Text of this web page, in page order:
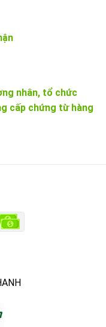
nhân, tổ chức
cấp chứng từ hàng